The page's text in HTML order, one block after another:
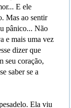
E ele
Mas ao sentir
pânico... Não
e mais uma vez
dizer que
seu coração,
saber se a
Ela viu